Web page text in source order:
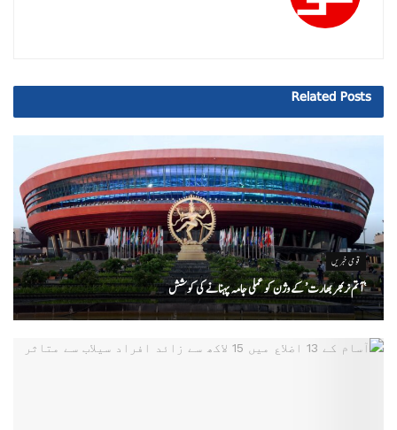
Related Posts
قومی خبریں
‘ آتم نربھر بھارت’ کے وژن کو عملی جامہ پہنانے کی کوشش